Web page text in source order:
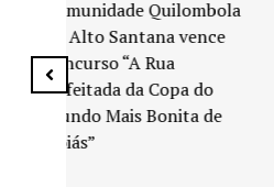
Cores” leva pinturas a
espaços públicos de
Senador Canedo